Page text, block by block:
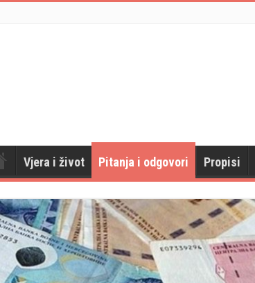
Vjera i život Pitanja i odgovori Propisi